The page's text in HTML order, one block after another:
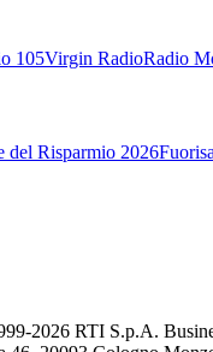
105Virgin RadioRadio
del Risparmio 2026
2026 RTI S.p.A.